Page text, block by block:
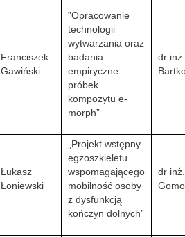
Franciszek
Gawiński
”Opracowanie
technologii
wytwarzania oraz
badania
empiryczne
próbek
kompozytu e-
morph”
dr
Łukasz
Łoniewski
„Projekt wstępny
egzoszkieletu
wspomagającego
mobilność osoby
z dysfunkcją
kończyn dolnych”
dr